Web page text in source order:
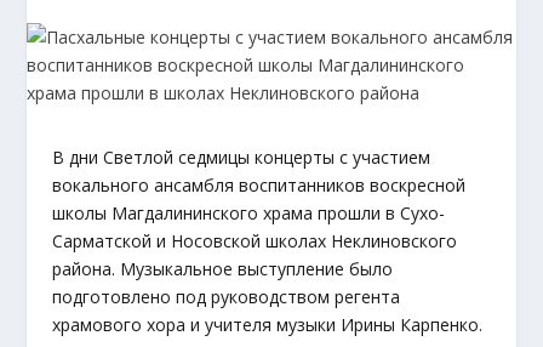
В дни Светлой седмицы концерты с участием
вокального ансамбля воспитанников воскресной
школы Магдалининского храма прошли в Сухо-
Сарматской и Носовской школах Неклиновского
района. Музыкальное выступление было
подготовлено под руководством регента
храмового хора и учителя музыки Ирины Карпенко.